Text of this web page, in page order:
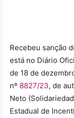
Recebeu sanção
está no Diário
de 18 de
nº 8827/23, de
Neto
Estadual de